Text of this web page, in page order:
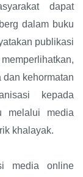
dapat
dalam buku
publikasi
dan kehormatan
kepada
melalui media
khalayak.
media online